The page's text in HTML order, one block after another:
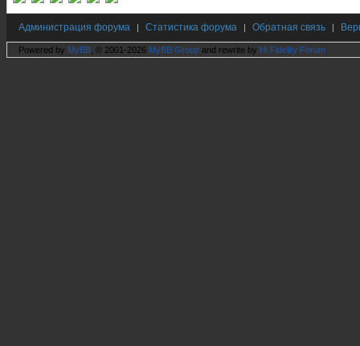
Администрация форума | Статистика форума | Обратная связь |
Powered by MyBB , © 2001-2026 MyBB Group and rewrite by Hi Fidelity Forum